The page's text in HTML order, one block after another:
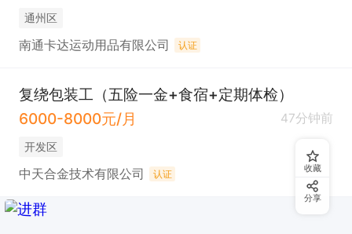
通州区
南通卡达运动用品有限公司 认证
复绕包装工（五险一金+食宿+定期体检）
6000-8000元/月
47分钟前
开发区
中天合金技术有限公司 认证 收藏
分享